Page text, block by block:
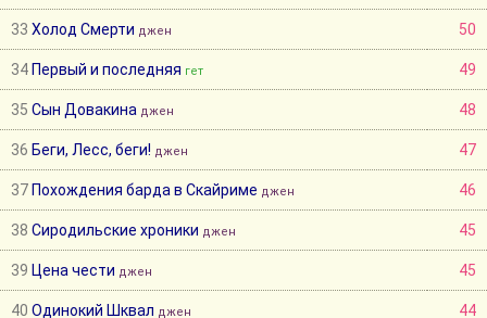
33 Холод Смерти джен 50
34 Первый и последняя гет 49
35 Сын Довакина джен 48
36 Беги, Лесс, беги! джен 47
37 Похождения барда в Скайриме джен 46
38 Сиродильские хроники джен 45
39 Цена чести джен 45
40 Одинокий Шквал джен 44